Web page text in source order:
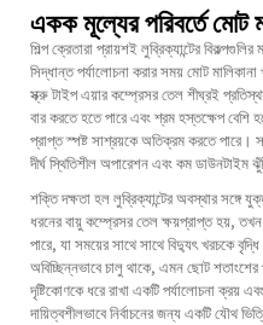
একক মূল্যের পরিবর্তে মোট
শিল্প ক্রেতারা প্রায়শই লুব্রিক্যান্টের
সিদ্ধান্ত পর্যালোচনা করার সময় মোট
স্ক্রু টাইপ এয়ার কম্প্রেসর তেল শীঘ্রই
বার করতে হতে পারে এবং শ্রম হস্তক্ষেপ বেশি
প্রাপ্ত স্পষ্ট সাশ্রয়কে অতিক্রম করতে পারে।
দীর্ঘ স্থিতিশীল অপারেশন এবং কম ডাউনটাইম
শক্তি দক্ষতা হল লুব্রিক্যান্টের অবস্থার
ধরনের বায়ু কম্প্রেসর তেল ক্ষয়প্রাপ্ত হয়,
পারে, যা সময়ের সাথে সাথে বিদ্যুৎ খরচকে
অবিচ্ছিন্নভাবে চালু থাকে, এমন ছোট
দৃষ্টিকোণকে ধরে রাখা একটি পর্যালোচনা ক্রয়
দায়িত্বশীলভাবে নির্বাচনের জন্য একটি যৌথ